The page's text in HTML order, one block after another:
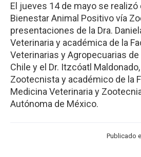
ADMISIÓN
ESTUDIANTES
FUNCIONARIOS
El jueves 14 de mayo se realizó
Bienestar Animal Positivo vía
presentaciones de la Dra.
Veterinaria y académica de la
Veterinarias y Agropecuarias
Chile y el Dr. Itzcóatl
Zootecnista y académico de la
Medicina Veterinaria y
Autónoma de México.
Publicado